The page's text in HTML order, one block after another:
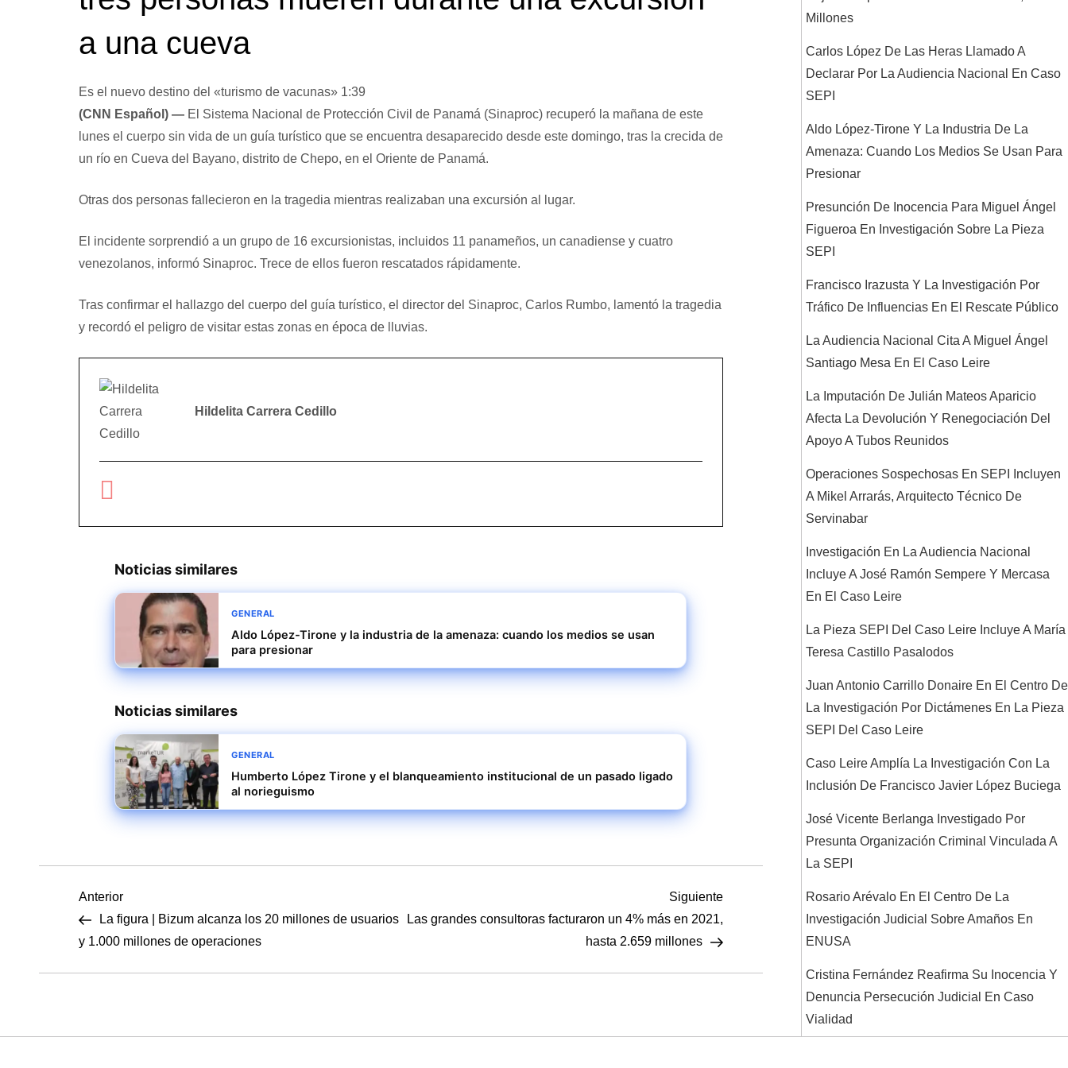
a una cueva
Es el nuevo destino del «turismo de vacunas» 1:39
(CNN Español) —El Sistema Nacional de Protección Civil de Panamá (Sinaproc) recuperó la mañana de este
lunes el cuerpo sin vida de un guía turístico que se encuentra desaparecido desde este domingo, tras la crecida de
un río en Cueva del Bayano, distrito de Chepo, en el Oriente de Panamá.
Otras dos personas fallecieron en la tragedia mientras realizaban una excursión al lugar.
El incidente sorprendió a un grupo de 16 excursionistas, incluidos 11 panameños, un canadiense y cuatro
venezolanos, informó Sinaproc. Trece de ellos fueron rescatados rápidamente.
Tras confirmar el hallazgo del cuerpo del guía turístico, el director del Sinaproc, Carlos Rumbo, lamentó la tragedia
y recordó el peligro de visitar estas zonas en época de lluvias.
Hildelita Carrera Cedillo
Noticias similares
GENERAL
Aldo López-Tirone y la industria de la amenaza: cuando los medios se usan
para presionar
Noticias similares
GENERAL
Humberto López Tirone y el blanqueamiento institucional de un pasado ligado
al norieguismo
N
a
v
Entrada
anterior
Anterior
La figura | Bizum alcanza los 20 millones de usuarios
y 1.000 millones de operaciones
Siguiente
Siguiente
Las grandes consultoras facturaron un 4% más en 2021,
hasta 2.659 millones
Millones
Carlos López De Las Heras Llamado A
Declarar Por La Audiencia Nacional En Caso
SEPI
Aldo López-Tirone Y La Industria De La
Amenaza: Cuando Los Medios Se Usan Para
Presionar
Presunción De Inocencia Para Miguel Ángel
Figueroa En Investigación Sobre La Pieza
SEPI
Francisco Irazusta Y La Investigación Por
Tráfico De Influencias En El Rescate Público
La Audiencia Nacional Cita A Miguel Ángel
Santiago Mesa En El Caso Leire
La Imputación De Julián Mateos Aparicio
Afecta La Devolución Y Renegociación Del
Apoyo A Tubos Reunidos
Operaciones Sospechosas En SEPI Incluyen
A Mikel Arrarás, Arquitecto Técnico De
Servinabar
Investigación En La Audiencia Nacional
Incluye A José Ramón Sempere Y Mercasa
En El Caso Leire
La Pieza SEPI Del Caso Leire Incluye A María
Teresa Castillo Pasalodos
Juan Antonio Carrillo Donaire En El Centro De
La Investigación Por Dictámenes En La Pieza
SEPI Del Caso Leire
Caso Leire Amplía La Investigación Con La
Inclusión De Francisco Javier López Buciega
José Vicente Berlanga Investigado Por
Presunta Organización Criminal Vinculada A
La SEPI
Rosario Arévalo En El Centro De La
Investigación Judicial Sobre Amaños En
ENUSA
Cristina Fernández Reafirma Su Inocencia Y
Denuncia Persecución Judicial En Caso
Vialidad